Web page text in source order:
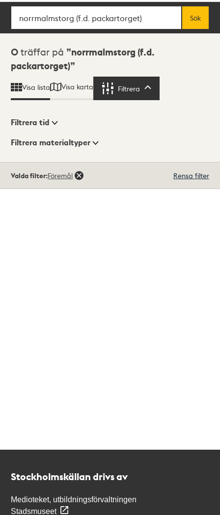
Sök
Sök
Sökresultat
0 träffar på
norrmalmstorg (f.d.
packartorget)
Visa lista Visa karta Filtrera
Visningsläge
Filtrera tid
Filtrera materialtyper
träffar
Valda filter:Föremål Rensa filter
Stockholmskällan drivs av
Medioteket, utbildningsförvaltningen
Stadsmuseet